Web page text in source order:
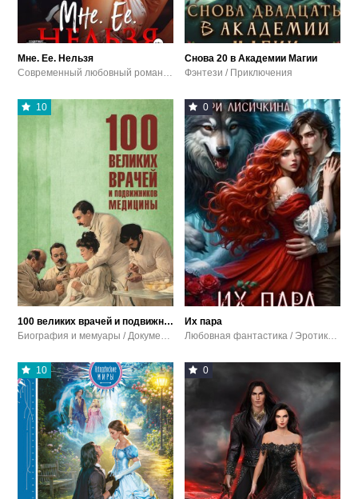
Мне. Ее. Нельзя
Снова 20 в Академии Магии
Фэнтези / Приключения
10
100 великих врачей и подвижников медицины
Биография и мемуары / Документальная литература
0
Их пара
Любовная фантастика / Эротика и секс / Самиздат
10 0